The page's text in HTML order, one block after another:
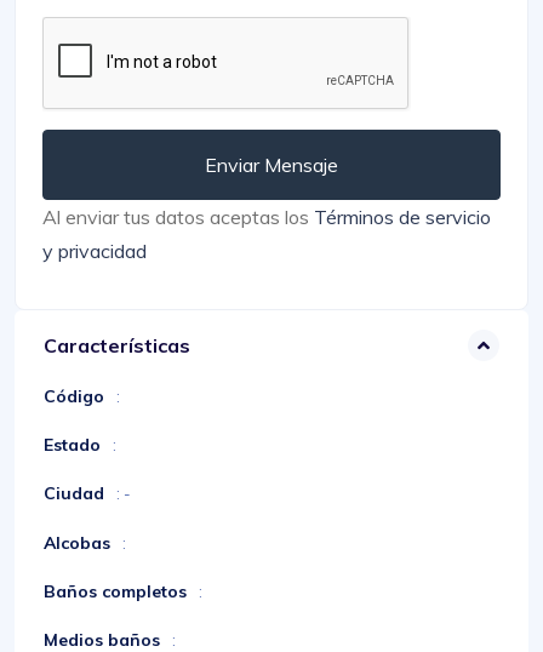
Enviar Mensaje
Al enviar tus datos aceptas los Términos de servicio
y privacidad
Características
Código :
Estado :
Ciudad : -
Alcobas :
Baños completos :
Medios baños :